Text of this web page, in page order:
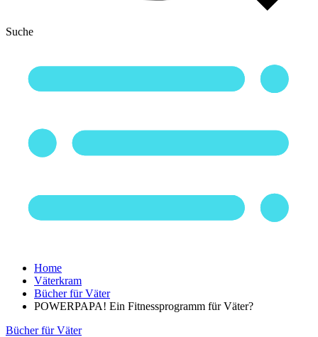
Suche
Home
Väterkram
Bücher für Väter
POWERPAPA! Ein Fitnessprogramm für Väter?
Bücher für Väter